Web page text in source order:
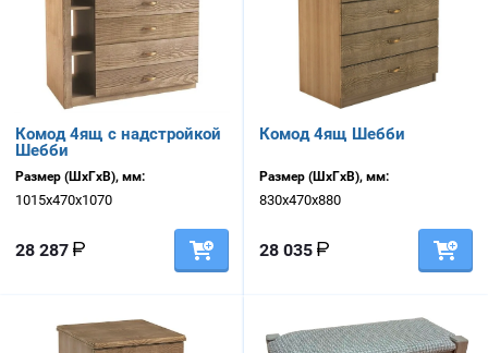
Комод 4ящ с надстройкой
Шебби
Размер (ШхГхВ), мм:
1015х470х1070
28 287
Комод 4ящ Шебби
Размер (ШхГхВ), мм:
830х470х880
28 035